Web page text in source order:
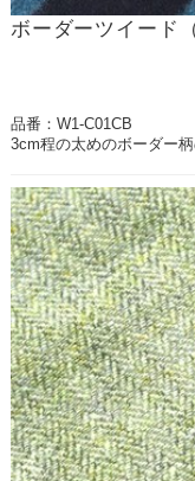
ボーダーツイード
品番：W1-C01CB
3cm程の太めのボーダー